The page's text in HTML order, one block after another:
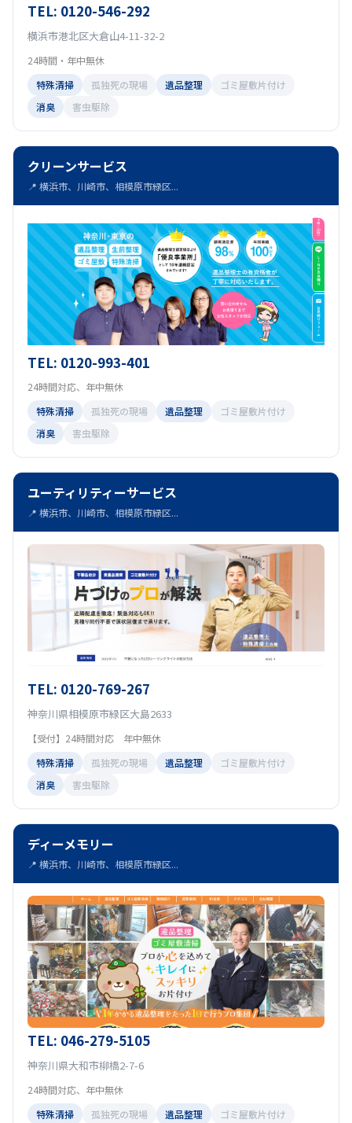
TEL: 0120-546-292
横浜市港北区大倉山4-11-32-2
24時間・年中無休
特殊清掃
孤独死の現場 遺品整理
ゴミ屋敷片付け
消臭
害虫駆除
クリーンサービス
📍 横浜市、川崎市、相模原市緑区...
TEL: 0120-993-401
24時間対応、年中無休
特殊清掃
孤独死の現場 遺品整理
ゴミ屋敷片付け
消臭
害虫駆除
ユーティリティーサービス
📍 横浜市、川崎市、相模原市緑区...
TEL: 0120-769-267
神奈川県相模原市緑区大島2633
【受付】24時間対応 年中無休
特殊清掃
孤独死の現場 遺品整理
ゴミ屋敷片付け
消臭
害虫駆除
ディーメモリー
📍 横浜市、川崎市、相模原市緑区...
TEL: 046-279-5105
神奈川県大和市柳橋2-7-6
24時間対応、年中無休
特殊清掃
孤独死の現場 遺品整理
ゴミ屋敷片付け